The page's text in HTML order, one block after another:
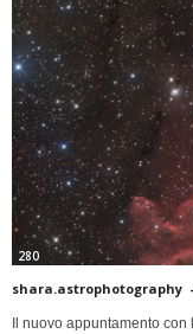
280
shara.astrophotography -
Il nuovo appuntamento